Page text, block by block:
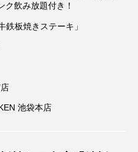
飲み放題付き！
鉄板焼きステーキ」
池袋本店